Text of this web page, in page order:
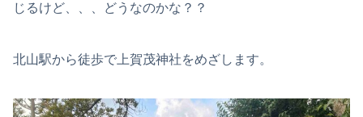
じるけど、、、どうなのかな？？
北山駅から徒歩で上賀茂神社をめざします。